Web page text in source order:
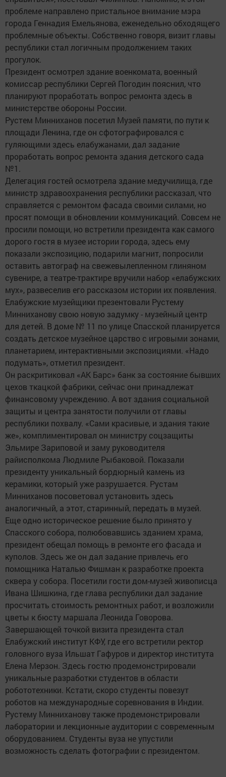
проблеме направлено пристальное внимание мэра
города Геннадия Емельянова, еженедельно обходящего
проблемные объекты. Собственно говоря, визит главы
республики стал логичным продолжением таких
прогулок.
Президент осмотрел здание военкомата, военный
комиссар республики Сергей Погодин пояснил, что
планируют проработать вопрос ремонта здесь в
министерстве обороны России.
Рустем Минниханов посетил Музей памяти, по пути к
площади Ленина, где он сфотографировался с
гуляющими здесь елабужанами, дал задание
проработать вопрос ремонта здания детского сада
№1.
Делегация гостей осмотрела здание медучилища, где
министр здравоохранения республики рассказал, что
справляется с ремонтом фасада своими силами, но
просят помощи в обновлении коммуникаций. Совсем не
просили помощи, но встретили президента как самого
дорого гостя в музее истории города, здесь ему
показали экспозицию, подарили магнит, попросили
оставить автограф на свежевылепленном глиняном
сувенире, а театре-трактире вручили набор «елабужских
мух», развеселив его рассказом истории их появления.
Елабужские музейщики презентовали Рустему
Минниханову свою новую задумку - музейный центр
для детей. В доме № 11 по улице Спасской планируется
создать детское музейное царство с игровыми зонами,
планетарием, интерактивными экспозициями. «Надо
подумать», отметил президент.
Он раскритиковал «АК Барс» банк за состояние бывших
цехов ткацкой фабрики, сейчас они принадлежат
финансовому учреждению. А вот здания социальной
защиты и центра занятости получили от главы
республики похвалу. «Сами красивые, и здания такие
же», комплиментировал он министру соцзащиты
Эльмире Зариповой и заму руководителя
райисполкома Людмиле Рыбаковой. Показали
президенту уникальный бордюрный камень из
керамики, который уже разрушается. Рустам
Минниханов посоветовал установить здесь
аналогичный, а этот, старинный, передать в музей.
Еще одно историческое решение было принято у
Спасского собора, полюбовавшись зданием храма,
президент обещал помощь в ремонте его фасада и
куполов. Здесь же он дал задание привлечь его
помощника Наталью Фишман к разработке проекта
сквера у собора. Посетили гости дом-музей живописца
Ивана Шишкина, где глава республики дал задание
просчитать стоимость ремонтных работ, и возложили
цветы к бюсту маршала Леонида Говорова.
Завершающей точкой визита президента стал
Елабужский институт КФУ, где его встретили ректор
головного вуза Ильшат Гафуров и директор института
Елена Мерзон. Здесь гостю продемонстрировали
уникальные разработки студентов в области
робототехники. Кстати, скоро студенты повезут
роботов на международные соревнования в Индии.
Рустему Минниханову также продемонстрировали
лаборатории и лекционные аудитории с современным
оборудованием. Студенты вуза не упустили
возможность сделать фотографии с президентом.